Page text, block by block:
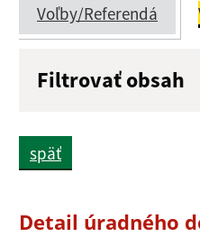
Voľby/Referendá
Filtrovať obsah
späť
Detail úradného